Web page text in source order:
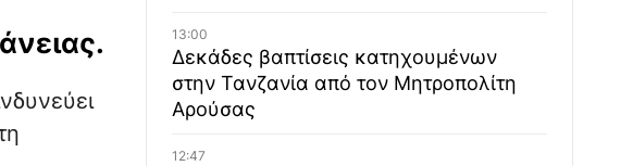
13:00
Δεκάδες βαπτίσεις κατηχουμένων
στην Τανζανία από τον Μητροπολίτη
Αρούσας
12:47